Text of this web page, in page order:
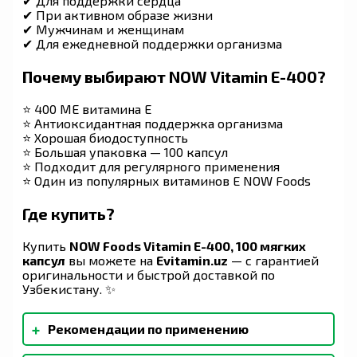
✔ При активном образе жизни
✔ Мужчинам и женщинам
✔ Для ежедневной поддержки организма
Почему выбирают NOW Vitamin E-400?
⭐ 400 МЕ витамина E
⭐ Антиоксидантная поддержка организма
⭐ Хорошая биодоступность
⭐ Большая упаковка — 100 капсул
⭐ Подходит для регулярного применения
⭐ Один из популярных витаминов E NOW Foods
Где купить?
Купить NOW Foods Vitamin E-400, 100 мягких
капсул вы можете на Evitamin.uz — с гарантией
оригинальности и быстрой доставкой по
Узбекистану. ✨
+ Рекомендации по применению